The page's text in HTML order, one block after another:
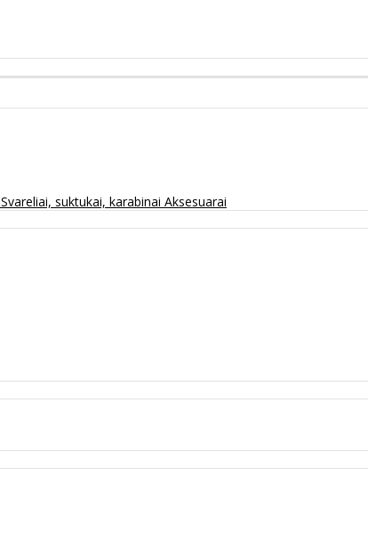
Svareliai, suktukai, karabinai Aksesuarai